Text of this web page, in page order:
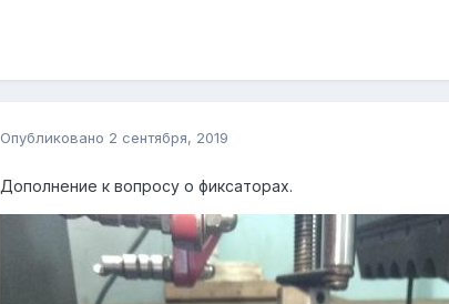
Опубликовано 2 сентября, 2019
Дополнение к вопросу о фиксаторах.